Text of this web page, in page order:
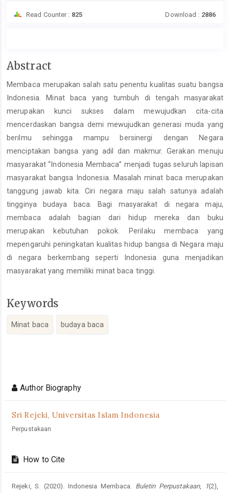
Read Counter : 825 Download : 2886
Main
Content
Abstract
Membaca merupakan salah satu penentu kualitas suatu bangsa
Indonesia. Minat baca yang tumbuh di tengah masyarakat
merupakan kunci sukses dalam mewujudkan cita-cita
mencerdaskan bangsa demi mewujudkan generasi muda yang
berilmu sehingga mampu bersinergi dengan Negara
menciptakan bangsa yang adil dan makmur. Gerakan menuju
masyarakat “Indonesia Membaca” menjadi tugas seluruh lapisan
masyarakat bangsa Indonesia. Masalah minat baca merupakan
tanggung jawab kita. Ciri negara maju salah satunya adalah
tingginya budaya baca. Bagi masyarakat di negara maju,
membaca adalah bagian dari hidup mereka dan buku
merupakan kebutuhan pokok. Perilaku membaca yang
mepengaruhi peningkatan kualitas hidup bangsa di Negara maju
di negara berkembang seperti Indonesia guna menjadikan
masyarakat yang memiliki minat baca tinggi.
Keywords
Minat baca budaya baca
Details
Author Biography
Sri Rejeki, Universitas Islam Indonesia
Perpustakaan
How to Cite
Rejeki, S. (2020). Indonesia Membaca. Buletin Perpustakaan, 1(2),